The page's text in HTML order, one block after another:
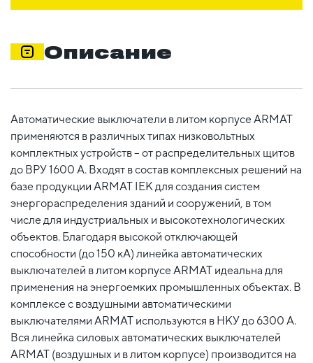
Описание
Автоматические выключатели в литом корпусе ARMAT
применяются в различных типах низковольтных
комплектных устройств – от распределительных щитов
до ВРУ 1600 А. Входят в состав комплексных решений на
базе продукции ARMAT IEK для создания систем
энергораспределения зданий и сооружений, в том
числе для индустриальных и высокотехнологических
объектов. Благодаря высокой отключающей
способности (до 150 кА) линейка автоматических
выключателей в литом корпусе ARMAT идеальна для
применения на энергоемких промышленных объектах. В
комплексе с воздушными автоматическими
выключателями ARMAT используются в НКУ до 6300 А.
Вся линейка силовых автоматических выключателей
ARMAT (воздушных и в литом корпусе) производится на